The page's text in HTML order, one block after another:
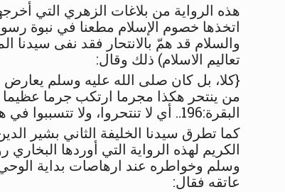
اقرأ هذا الكتاب وتعرّف على
عرض مصوَّر لأقوال
الحجّ.. دلالات، حِكم، وأهداف
هذه الرواية من بلاغات الزهري التي
اتخذها خصوم الإسلام مطعنا في نبوة
والسلام قد همّ بالانتحار فقد نفى سيدنا
تعاليم الاسلام) ذلك وقال:
{كلا، بل كان صلى الله عليه وسلم يعارض
من ينتحر هكذا مجرما ارتكب جرما عظيما
البقرة:196.. أي لا تنتحروا، ولا تتسببوا في هلاككم بأيديكم..} ( فلسفة تعاليم الاسلام)
كما تطرق سيدنا الخليفة الثاني بشير
الكريم لهذه الرواية التي أوردها
وسلم وخواطره عند ارهاصات بداية الوحي
عاتقه فقال: